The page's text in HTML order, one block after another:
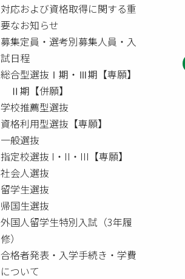
対応および資格取得に関する重
要なお知らせ
募集定員・選考別募集人員・入
試日程
総合型選抜Ⅰ期・Ⅲ期【専願】
Ⅱ期【併願】
学校推薦型選抜
資格利用型選抜【専願】
一般選抜
指定校選抜 I・II・III【専願】
社会人選抜
留学生選抜
帰国生選抜
外国人留学生特別入試（3年履
修）
合格者発表・入学手続き・学費
について